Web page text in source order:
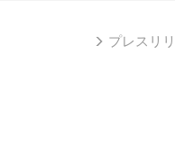
プレスリ